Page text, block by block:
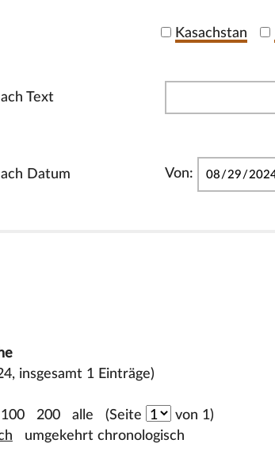
Kasachstan
Text
Datum Von:
insgesamt 1 Einträge)
100 200 alle (Seite
von 1)
umgekehrt chronologisch